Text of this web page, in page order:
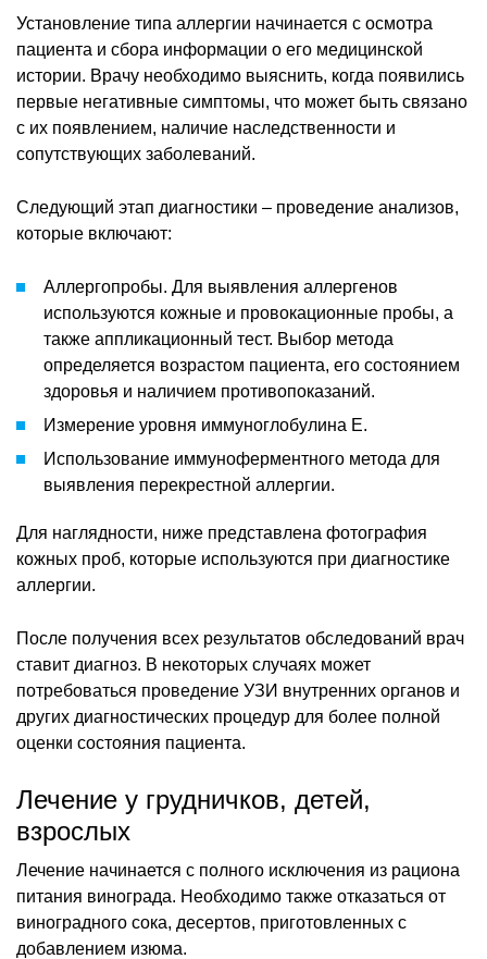
Установление типа аллергии начинается с осмотра
пациента и сбора информации о его медицинской
истории. Врачу необходимо выяснить, когда появились
первые негативные симптомы, что может быть связано
с их появлением, наличие наследственности и
сопутствующих заболеваний.
Следующий этап диагностики – проведение анализов,
которые включают:
Аллергопробы. Для выявления аллергенов
используются кожные и провокационные пробы, а
также аппликационный тест. Выбор метода
определяется возрастом пациента, его состоянием
здоровья и наличием противопоказаний.
Измерение уровня иммуноглобулина Е.
Использование иммуноферментного метода для
выявления перекрестной аллергии.
Для наглядности, ниже представлена фотография
кожных проб, которые используются при диагностике
аллергии.
После получения всех результатов обследований врач
ставит диагноз. В некоторых случаях может
потребоваться проведение УЗИ внутренних органов и
других диагностических процедур для более полной
оценки состояния пациента.
Лечение у грудничков, детей,
взрослых
Лечение начинается с полного исключения из рациона
питания винограда. Необходимо также отказаться от
виноградного сока, десертов, приготовленных с
добавлением изюма.